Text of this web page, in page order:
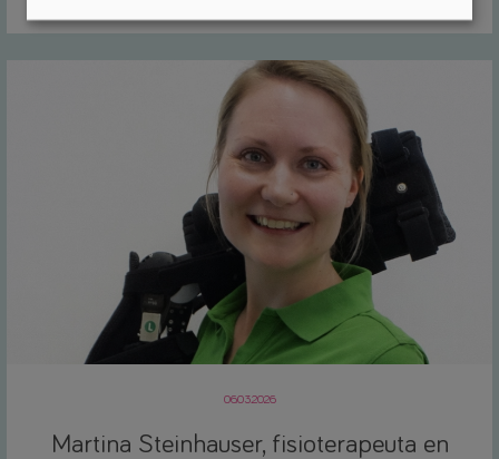
06.03.2026
Martina Steinhauser, fisioterapeuta en